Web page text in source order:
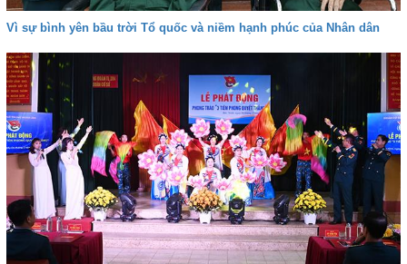
Vì sự bình yên bầu trời Tổ quốc và niềm hạnh phúc của Nhân dân